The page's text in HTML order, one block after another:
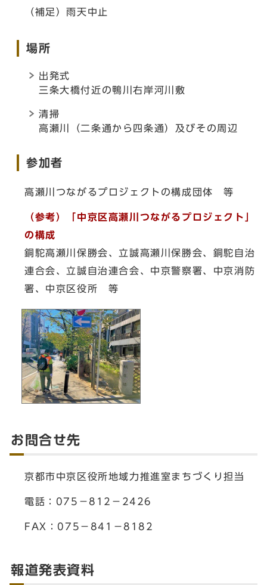
（補足）雨天中止
場所
出発式
三条大橋付近の鴨川右岸河川敷
清掃
高瀬川（二条通から四条通）及びその周辺
参加者
高瀬川つながるプロジェクトの構成団体 等
（参考）「中京区高瀬川つながるプロジェクト」
の構成
銅駝高瀬川保勝会、立誠高瀬川保勝会、銅駝自治
連合会、立誠自治連合会、中京警察署、中京消防
署、中京区役所 等
お問合せ先
京都市中京区役所地域力推進室まちづくり担当
電話：075－812－2426
FAX：075－841－8182
報道発表資料